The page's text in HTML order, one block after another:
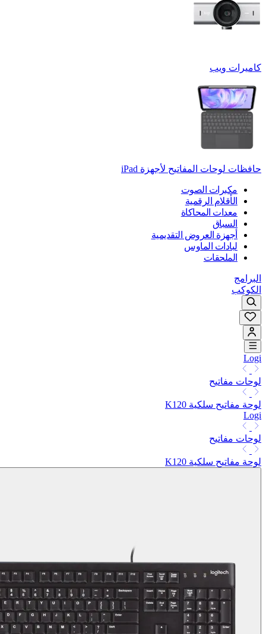
كاميرات ويب
حافظات لوحات المفاتيح لأجهزة ‏iPad
مكبرات الصوت
الأقلام الرقمية
معدات المحاكاة
السباق
أجهزة العروض التقديمية
لبادات الماوس
الملحقات
البرامج
الكوكب
Logi
لوحات مفاتيح
لوحة مفاتيح سلكية K120
Logi
لوحات مفاتيح
لوحة مفاتيح سلكية K120